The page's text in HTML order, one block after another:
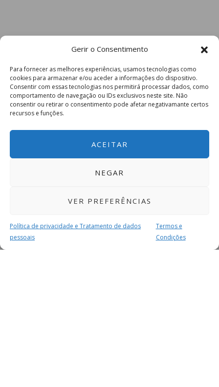
Gerir o Consentimento
Para fornecer as melhores experiências, usamos tecnologias como
cookies para armazenar e/ou aceder a informações do dispositivo.
Consentir com essas tecnologias nos permitirá processar dados, como
comportamento de navegação ou IDs exclusivos neste site. Não
consentir ou retirar o consentimento pode afetar negativamante certos
recursos e funções.
ACEITAR
NEGAR
VER PREFERÊNCIAS
Política de privacidade e Tratamento de dados
pessoais
Termos e
Condições